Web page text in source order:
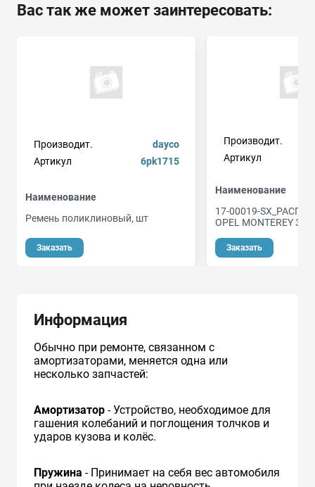
Вас так же может заинтересовать:
Производит.
dayco
Артикул
6pk1715
Наименование
Ремень поликлиновый, шт
Заказать
Производит.
Артикул
Наименование
17-00019-
OPEL MONTEREY
Заказать
Информация
Обычно при ремонте, связанном с
амортизаторами, меняется одна или
несколько запчастей:
Амортизатор - Устройство, необходимое для
гашения колебаний и поглощения толчков и
ударов кузова и колёс.
Пружина - Принимает на себя вес автомобиля